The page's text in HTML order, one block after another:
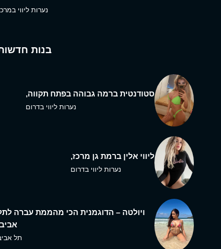
נערות ליווי
בנות
סטודנטית ברמה גבוהה בפתח תקווה,
נערות ליווי בדרום
ליווי אלין ברמת גן מרכז,
נערות ליווי בדרום
ויולטה – הדוגמנית הכי מהממת עברה
תל